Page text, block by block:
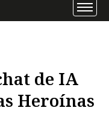
de IA
Heroínas